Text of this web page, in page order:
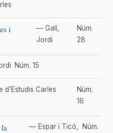
i
— Galí,
Jordi
Núm.
28
Núm. 15
d'Estudis Carles
Núm.
16
— Espar i Ticó,
Núm.